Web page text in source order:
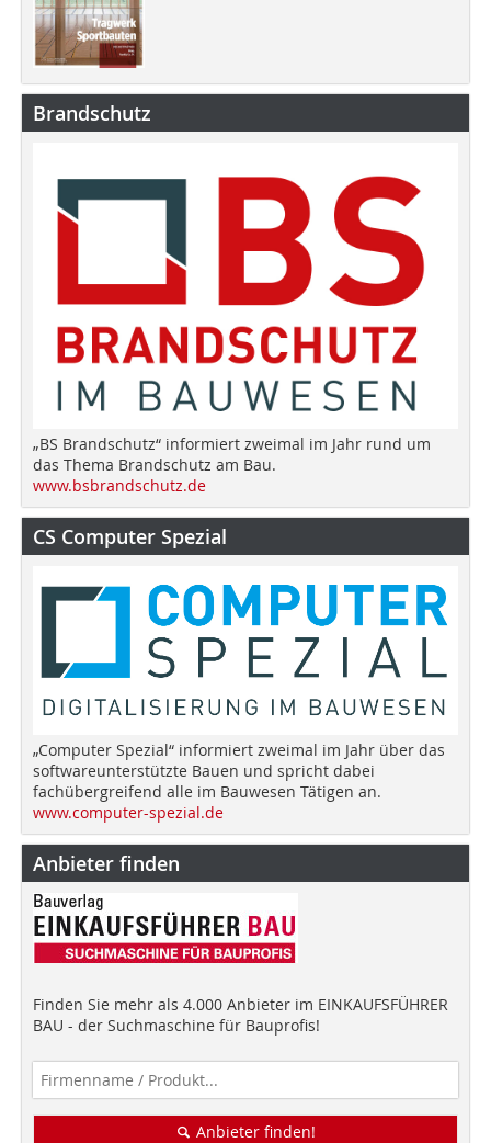
Brandschutz
„BS Brandschutz“ informiert zweimal im Jahr rund um
das Thema Brandschutz am Bau.
www.bsbrandschutz.de
CS Computer Spezial
„Computer Spezial“ informiert zweimal im Jahr über das
softwareunterstützte Bauen und spricht dabei
fachübergreifend alle im Bauwesen Tätigen an.
www.computer-spezial.de
Anbieter finden
Finden Sie mehr als 4.000 Anbieter im EINKAUFSFÜHRER
BAU - der Suchmaschine für Bauprofis!
Anbieter finden!